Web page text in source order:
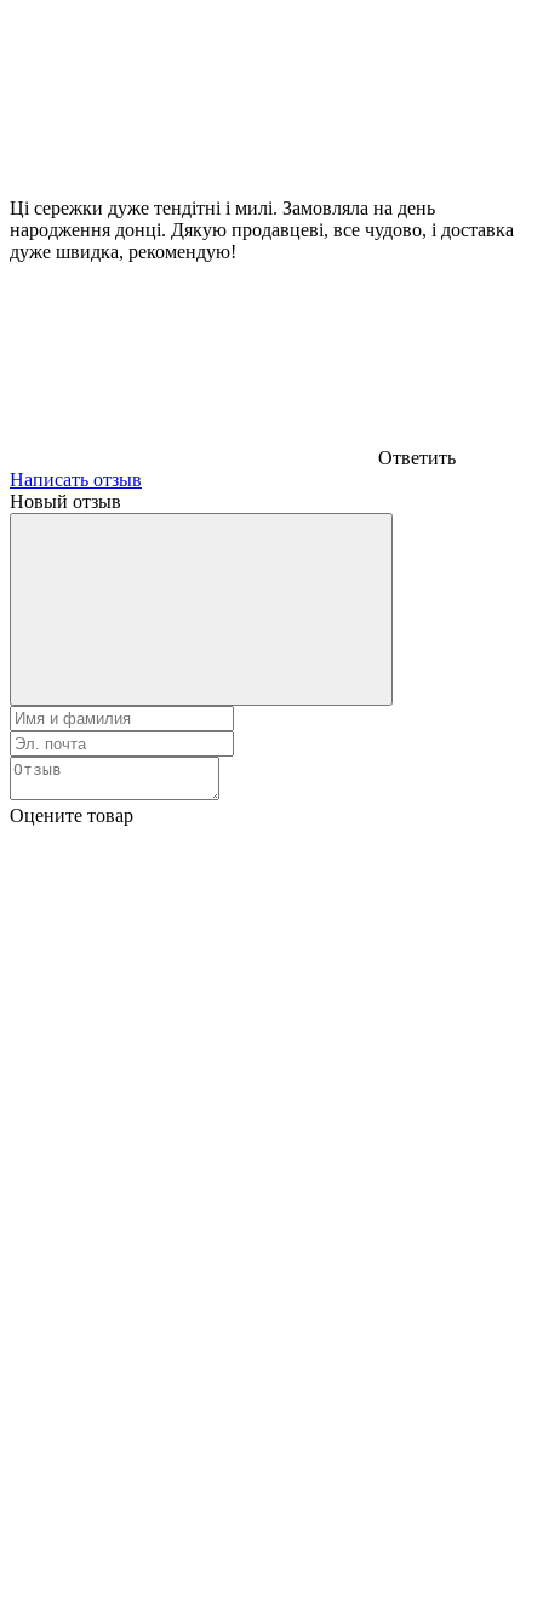
Ці сережки дуже тендітні і милі. Замовляла на день
народження донці. Дякую продавцеві, все чудово, і доставка
дуже швидка, рекомендую!
Ответить
Написать отзыв
Новый отзыв
Оцените товар